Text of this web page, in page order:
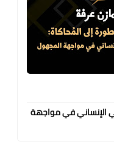
الإنساني في مواجهة